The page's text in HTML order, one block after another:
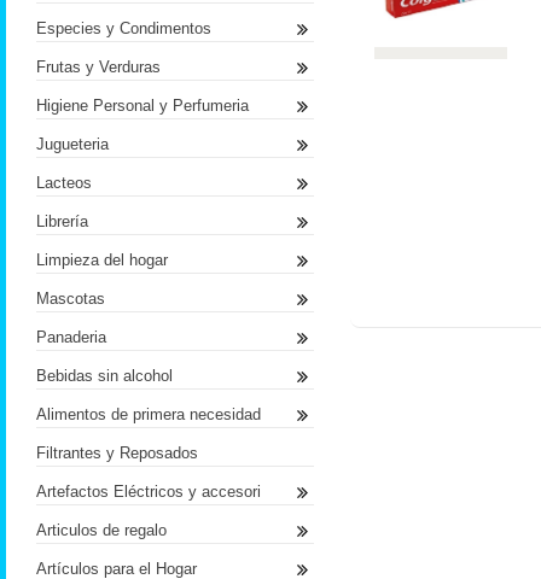
Especies y Condimentos
Frutas y Verduras
Higiene Personal y Perfumeria
Jugueteria
Lacteos
Librería
Limpieza del hogar
Mascotas
Panaderia
Bebidas sin alcohol
Alimentos de primera necesidad
Filtrantes y Reposados
Artefactos Eléctricos y accesori
Articulos de regalo
Artículos para el Hogar